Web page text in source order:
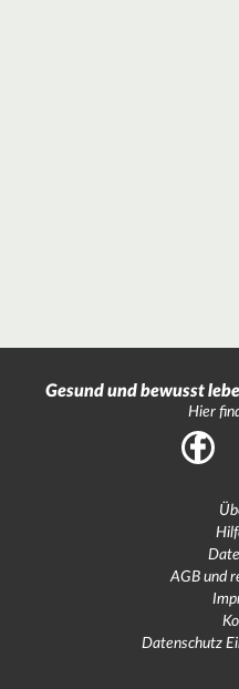
Gesund und bewusst
Hier
AGB und
Datenschutz